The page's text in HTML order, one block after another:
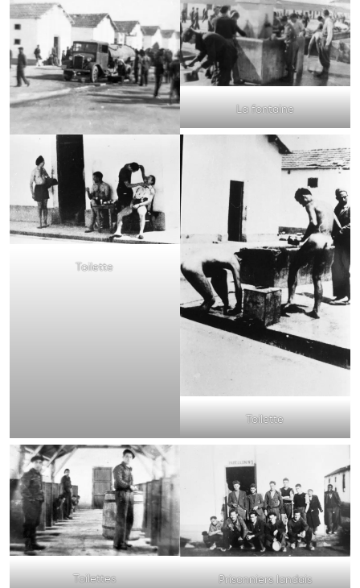
La fontaine
Toilette
Toilette
Toilettes Prisonniers landais